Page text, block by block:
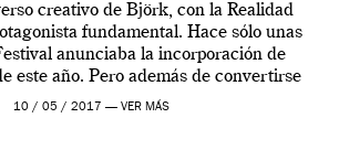
creativo de Björk, con la Realidad
fundamental. Hace sólo unas
anunciaba la incorporación de
este año. Pero además de convertirse
actuaciones más relevantes […]
10 / 05 / 2017 — VER MÁS